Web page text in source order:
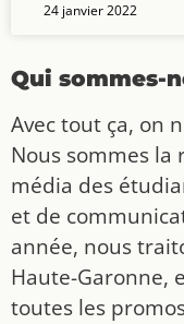
24 janvier 2022
Qui sommes-
Avec tout ça, on
Nous sommes la
média des
et de
année, nous
Haute-Garonne,
toutes les